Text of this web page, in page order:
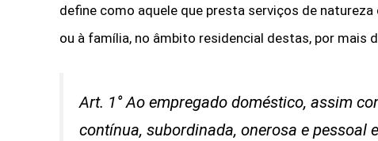
define como aquele que presta serviços de
ou à família, no âmbito residencial destas, por mais
Art. 1° Ao empregado doméstico, assim
contínua, subordinada, onerosa e pessoal